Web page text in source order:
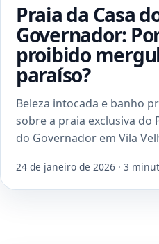
Praia da Casa
Governador:
proibido
paraíso?
Beleza intocada e banho
sobre a praia exclusiva do
do Governador em Vila
24 de janeiro de 2026 · 3